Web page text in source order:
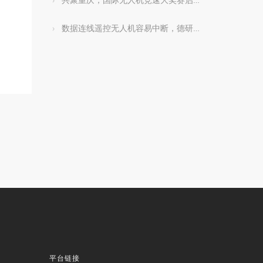
数据连线遥控无人机容易中断，德研究所：改用语音频道更好
平台链接